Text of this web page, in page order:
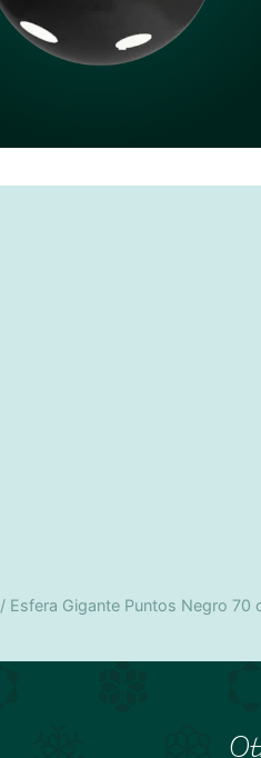
/ Esfera Gigante Puntos Negro 70